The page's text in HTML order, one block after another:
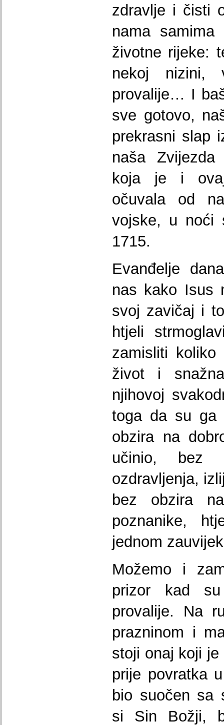
zdravlje i čisti
nama
životne rijeke:
nekoj nizini,
provalije… I
sve gotovo,
prekrasni slap
naša
koja je i
očuvala od
vojske, u noći
1715.
Evanđelje
nas kako Isus
svoj zavičaj i
htjeli
zamisliti
život i
njihovoj
toga da su ga
obzira na
učinio, bez
ozdravljenja,
bez obzira
poznanike,
jednom
Možemo i
prizor kad
provalije. Na
prazninom i
stoji onaj koji
prije povratka
bio suočen sa
si Sin Božji,